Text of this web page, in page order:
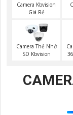
Camera Kbvision
Giá Rẻ
Camera Thẻ Nhớ
SD Kbvision